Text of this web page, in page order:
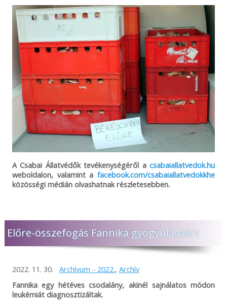
A Csabai Állatvédők tevékenységéről acsabaiallatvedok.hu
weboldalon, valamint afacebook.com/csabaiallatvedokkhe
közösségi médián olvashatnak részletesebben.
Előre-összefogás Fannika gyógyulásáért
2022. 11. 30. Archívum - 2022., Archív
Fannika egy hétéves csodalány, akinél sajnálatos módon
leukémiát diagnosztizáltak.